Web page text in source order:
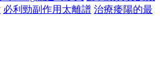
必利勁副作用太離譜 治療痿陽的最